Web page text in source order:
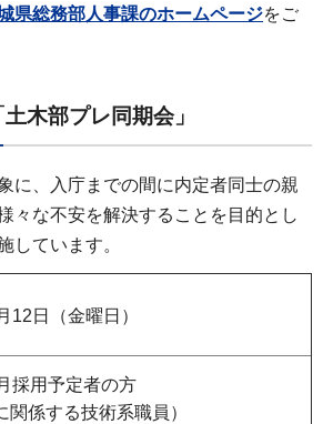
県総務部人事課のホームページをご
木部プレ同期会」
に、入庁までの間に内定者同士の親
々な不安を解決することを目的とし
しています。
12日（金曜日）
採用予定者の方
関係する技術系職員）